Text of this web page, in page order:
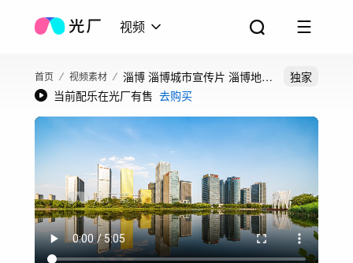
视频
首页 视频素材
淄博 淄博城市宣传片 淄博地标
淄博延时
独家
当前配乐在光厂有售 去购买